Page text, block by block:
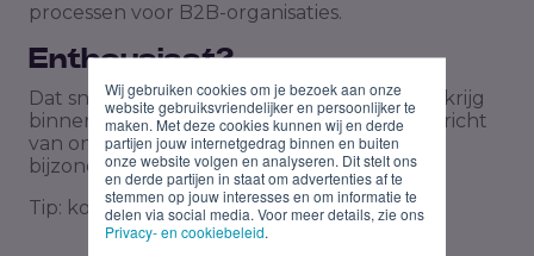
Wij gebruiken cookies om je bezoek aan onze
website gebruiksvriendelijker en persoonlijker te
maken. Met deze cookies kunnen wij en derde
partijen jouw internetgedrag binnen en buiten
onze website volgen en analyseren. Dit stelt ons
en derde partijen in staat om advertenties af te
stemmen op jouw interesses en om informatie te
delen via social media. Voor meer details, zie ons
Privacy- en cookiebeleid
processen voor B2B-organisaties.
Enthousiast?
Dat snappen we! Deel je cv en motivatie en krijg
binnen twee werkdagen na je sollicitatie bericht
van ons. We zijn erg benieuwd naar wat jou
bijzonder maakt.
Tip: kort is de kunst, krachtig de key!